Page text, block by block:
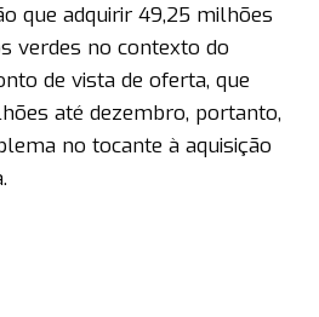
que adquirir 49,25 milhões
verdes no contexto do
de vista de oferta, que
até dezembro, portanto,
no tocante à aquisição